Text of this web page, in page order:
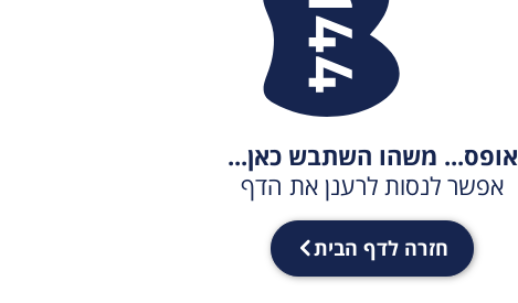
אופס... משהו השתבש כאן...
אפשר לנסות לרענן את הדף
חזרה לדף הבית